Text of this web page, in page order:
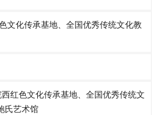
文化传承基地、全国优秀传统文化教
红色文化传承基地、全国优秀传统文
氏艺术馆